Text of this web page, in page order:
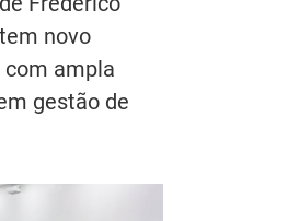
novo
com ampla
gestão de